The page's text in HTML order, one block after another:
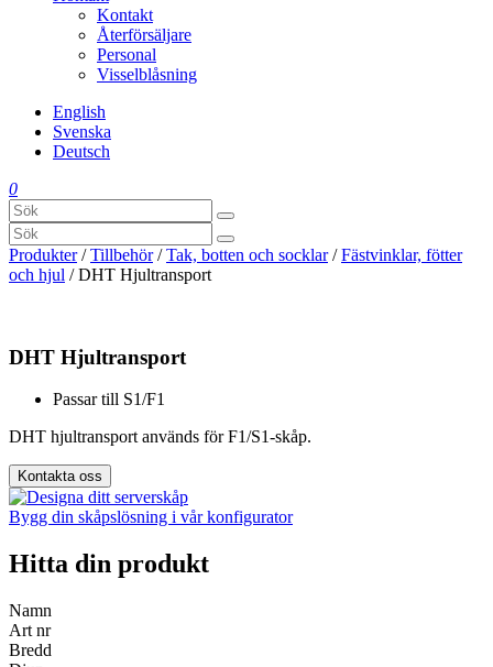
Kontakt
Återförsäljare
Personal
Visselblåsning
English
Svenska
Deutsch
0
Produkter/Tillbehör/Tak, botten och socklar/Fästvinklar, fötter
och hjul / DHT Hjultransport
DHT Hjultransport
Passar till S1/F1
DHT hjultransport används för F1/S1-skåp.
Kontakta oss
Bygg din skåpslösning i vår konfigurator
Hitta din produkt
Namn
Art nr
Bredd